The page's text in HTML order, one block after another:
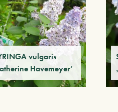
vulgaris
Havemeyer‘